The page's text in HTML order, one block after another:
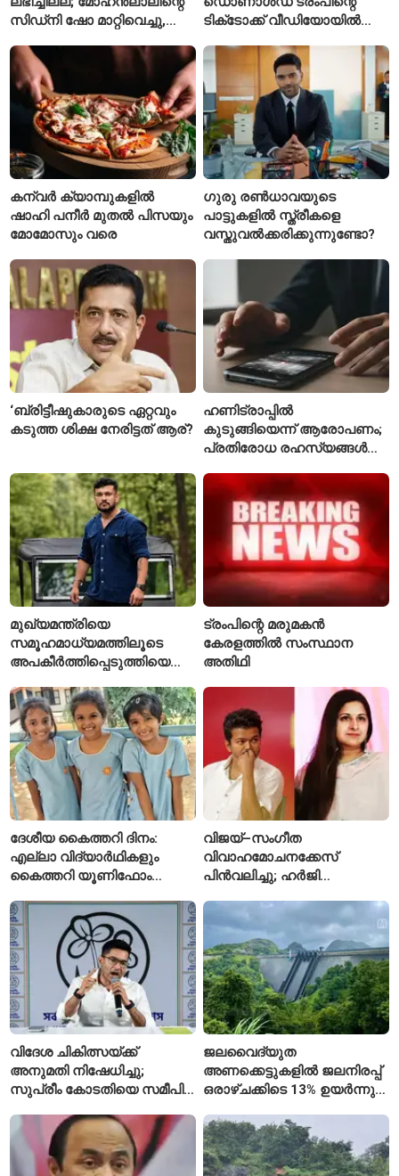
സിഡ്‌നി ഷോ മാറ്റിവെച്ചു,
ചോദിച്ച് താരം
ടിക്‌ടോക്ക് വീഡിയോയിൽ
‘August’ നീക്കം ചെയ്തു
കന്വർ ക്യാമ്പുകളിൽ
ഷാഹി പനീർ മുതൽ പിസയും
മോമോസും വരെ
ഗുരു രൺധാവയുടെ
പാട്ടുകളിൽ സ്ത്രീകളെ
വസ്തുവൽക്കരിക്കുന്നുണ്ടോ?
‘ബ്രിട്ടീഷുകാരുടെ ഏറ്റവും
കടുത്ത ശിക്ഷ നേരിട്ടത് ആര്?
ഹണിട്രാപ്പിൽ
കുടുങ്ങിയെന്ന് ആരോപണം;
പ്രതിരോധ രഹസ്യങ്ങൾ
വിങ് കമാൻഡർ അറസ്റ്റിൽ
മുഖ്യമന്ത്രിയെ
സമൂഹമാധ്യമത്തിലൂടെ
അപകീർത്തിപ്പെടുത്തിയെന്ന്
ആയങ്കിക്കെതിരെ പുതിയ
കേസ്
ട്രംപിന്റെ മരുമകൻ
കേരളത്തിൽ സംസ്ഥാന
അതിഥി
ദേശീയ കൈത്തറി ദിനം:
എല്ലാ വിദ്യാർഥികളും
കൈത്തറി യൂണിഫോം
സ്കൂൾ വേറിട്ട മാതൃക
വിജയ്–സംഗീത
വിവാഹമോചനക്കേസ്
പിൻവലിച്ചു; ഹർജി
അവസാനിപ്പിച്ച് കോടതി
വിദേശ ചികിത്സയ്ക്ക്
അനുമതി നിഷേധിച്ചു;
സുപ്രീം കോടതിയെ സമീപിച്ച്
ജലവൈദ്യുത
അണക്കെട്ടുകളിൽ ജലനിരപ്പ്
ഒരാഴ്ചക്കിടെ 13% ഉയർന്നു;
ഇപ്പോഴും കുറവ്